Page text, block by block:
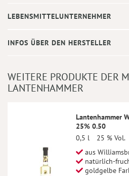
LEBENSMITTELUNTERNEHMER
INFOS ÜBER DEN HERSTELLER
WEITERE PRODUKTE DER
LANTENHAMMER
Lantenhammer
25% 0.50
0,5 l
25 % Vol.
aus
natürlich-
goldgelbe